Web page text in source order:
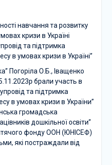
навчання та розвитку
кризи в Україні
та підтримка
в умовах кризи в Україні”
Погоріла О.Б., Іващенко
брали участь в
та підтримка
в умовах кризи в України”
громадська
дошкільної освіти”
фонду ООН (ЮНІСЕФ)
які постраждали від